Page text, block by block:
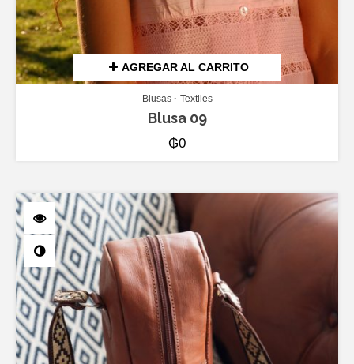
AGREGAR AL CARRITO
Blusas Textiles
Blusa 09
₲0